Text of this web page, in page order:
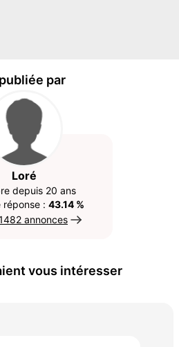
par
Loré
depuis 20 ans
réponse : 43.14 %
annonces
vous intéresser